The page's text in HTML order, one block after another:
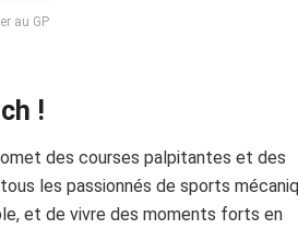
au GP
!
des courses palpitantes et des
les passionnés de sports
et de vivre des moments forts en